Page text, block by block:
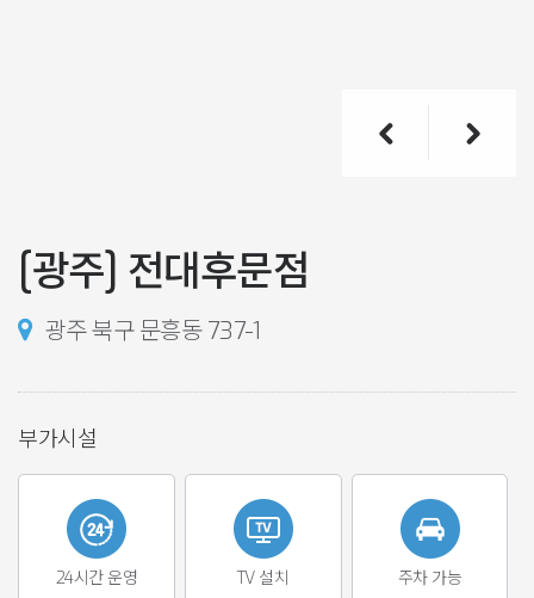
[광주] 전대후문점
광주 북구 문흥동 737-1
부가시설
24시간 운영 TV 설치 주차 가능